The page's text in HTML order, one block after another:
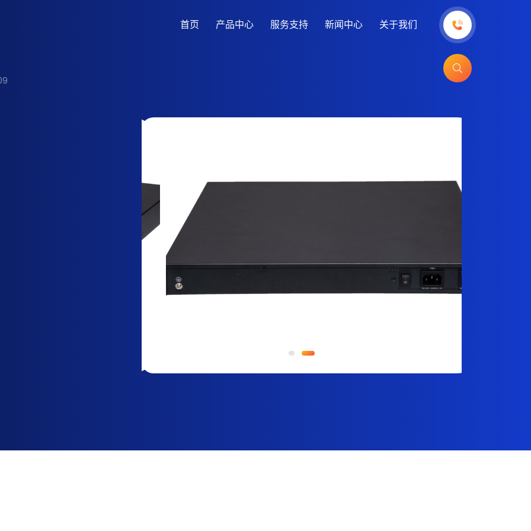
首页 产品中心 服务支持 新闻中心 关于我们